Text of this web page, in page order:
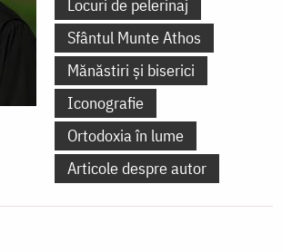
Locuri de pelerinaj
Sfântul Munte Athos
Mănăstiri și biserici
Iconografie
Ortodoxia în lume
Articole despre autor